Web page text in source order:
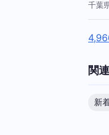
千葉
関連
新